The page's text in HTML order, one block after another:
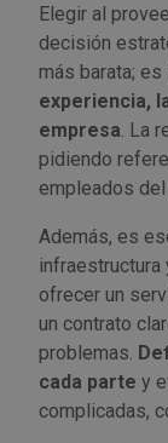
Elegir al
decisión
más barata;
experiencia,
empresa. La
pidiendo
empleados
Además, es
infraestructura
ofrecer un
un contrato
problemas.
cada parte y
complicadas,